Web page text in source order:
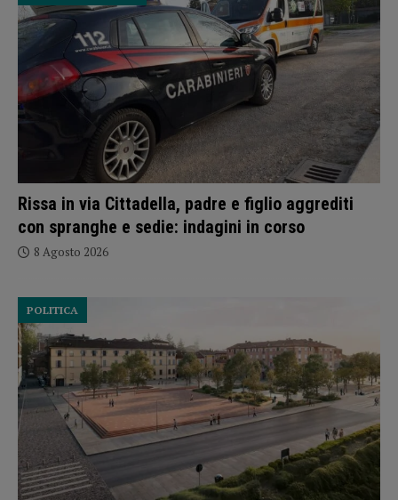
Rissa in via Cittadella, padre e figlio aggrediti
con spranghe e sedie: indagini in corso
8 Agosto 2026
POLITICA